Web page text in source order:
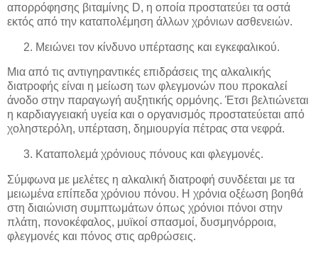
απορρόφησης βιταμίνης D, η οποία προστατεύει τα οστά
εκτός από την καταπολέμηση άλλων χρόνιων ασθενειών.
Μειώνει τον κίνδυνο υπέρτασης και εγκεφαλικού.
Μια από τις αντιγηραντικές επιδράσεις της αλκαλικής
διατροφής είναι η μείωση των φλεγμονών που προκαλεί
άνοδο στην παραγωγή αυξητικής ορμόνης. Έτσι βελτιώνεται
η καρδιαγγειακή υγεία και ο οργανισμός προστατεύεται από
χοληστερόλη, υπέρταση, δημιουργία πέτρας στα νεφρά.
Καταπολεμά χρόνιους πόνους και φλεγμονές.
Σύμφωνα με μελέτες η αλκαλική διατροφή συνδέεται με τα
μειωμένα επίπεδα χρόνιου πόνου. Η χρόνια οξέωση βοηθά
στη διαιώνιση συμπτωμάτων όπως χρόνιοι πόνοι στην
πλάτη, πονοκέφαλος, μυϊκοί σπασμοί, δυσμηνόρροια,
φλεγμονές και πόνος στις αρθρώσεις.